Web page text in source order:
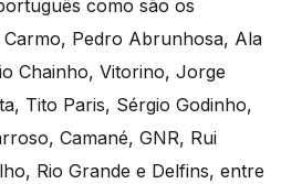
como são os
Pedro Abrunhosa, Ala
Chainho, Vitorino, Jorge
Tito Paris, Sérgio Godinho,
Camané, GNR, Rui
Rio Grande e Delfins, entre